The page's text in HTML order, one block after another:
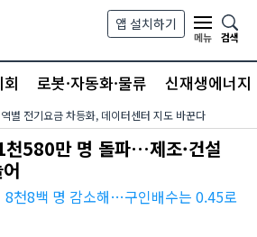
앱 설치하기
메뉴
검색
로봇·자동화·물류 신재생에너지
별 전기요금 차등화, 데이터센터 지도 바꾼다
천580만 명 돌파…제조·건설
8천8백 명 감소해…구인배수는 0.45로